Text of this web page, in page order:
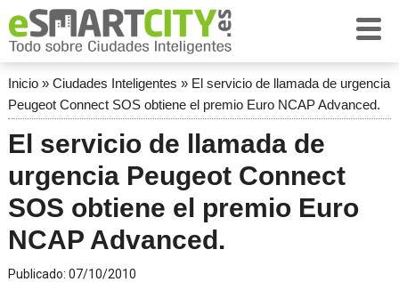
Inicio» Ciudades Inteligentes » El servicio de llamada de urgencia
Peugeot Connect SOS obtiene el premio Euro NCAP Advanced.
El servicio de llamada de
urgencia Peugeot Connect
SOS obtiene el premio Euro
NCAP Advanced.
Publicado: 07/10/2010